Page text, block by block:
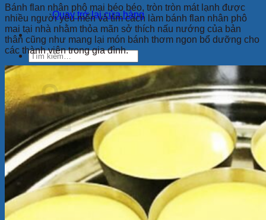
Quay trở lại cửa hàng
Tìm
kiếm:
Chưa có sản phẩm trong giỏ hàng.
Quay trở lại cửa hàng
Bánh flan nhân phô mai béo béo, tròn tròn mát lạnh được
nhiều người yêu mến và tìm cách làm bánh flan nhân phô
mai tại nhà nhằm thỏa mãn sở thích nấu nướng của bản
thân cũng như mang lại món bánh thơm ngon bổ dưỡng cho
các thành viên trong gia đình.